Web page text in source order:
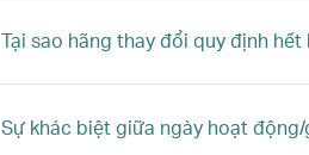
Tại sao hãng thay đổi quy định
Sự khác biệt giữa ngày hoạt